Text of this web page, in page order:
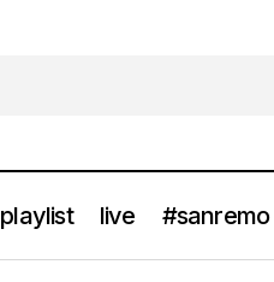
playlist live #sanremo